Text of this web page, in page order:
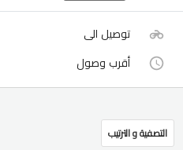
توصيل الى
أقرب وصول
التصفية و الترتيب